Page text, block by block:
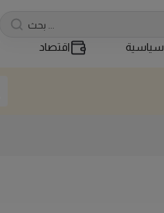
سياسية اقتصاد